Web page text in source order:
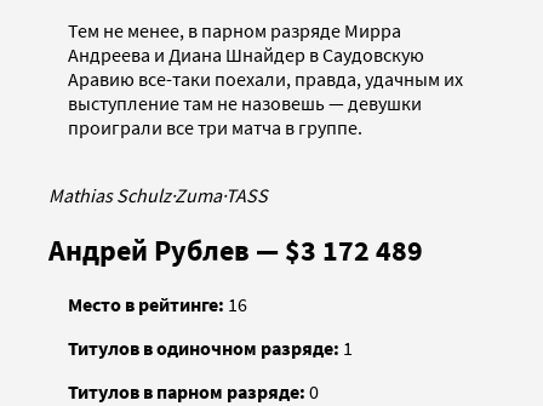
Тем не менее, в парном разряде Мирра
Андреева и Диана Шнайдер в Саудовскую
Аравию все-таки поехали, правда, удачным их
выступление там не назовешь — девушки
проиграли все три матча в группе.
Mathias Schulz·Zuma·TASS
Андрей Рублев — $3 172 489
Место в рейтинге: 16
Титулов в одиночном разряде: 1
Титулов в парном разряде: 0